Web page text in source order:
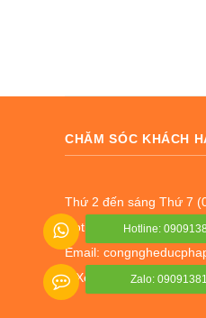
CHĂM SÓC KHÁCH
Thứ 2 đến sáng Thứ 7
Hotline: 02837 762 039
Email:
Xem bản đồ Google
Hotline:
Zalo: